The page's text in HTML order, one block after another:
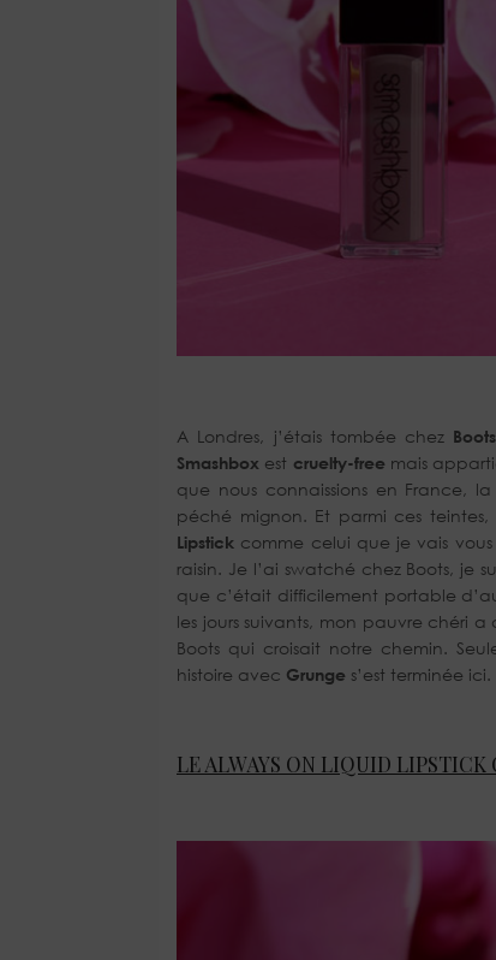
A Londres, j’étais tombée chez Boots
Smashbox est cruelty-free mais
que nous connaissions en France,
péché mignon. Et parmi ces
Lipstick comme celui que je vais vous
raisin. Je l’ai swatché chez Boots, je
que c’était difficilement portable
les jours suivants, mon pauvre chéri
Boots qui croisait notre chemin.
histoire avec Grunge s’est terminée ici.
LE ALWAYS ON LIQUID